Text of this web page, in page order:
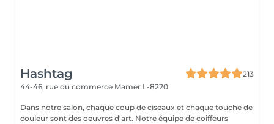
Hashtag
213
44-46, rue du commerce Mamer L-8220
Dans notre salon, chaque coup de ciseaux et chaque touche de
couleur sont des oeuvres d'art. Notre équipe de coiffeurs